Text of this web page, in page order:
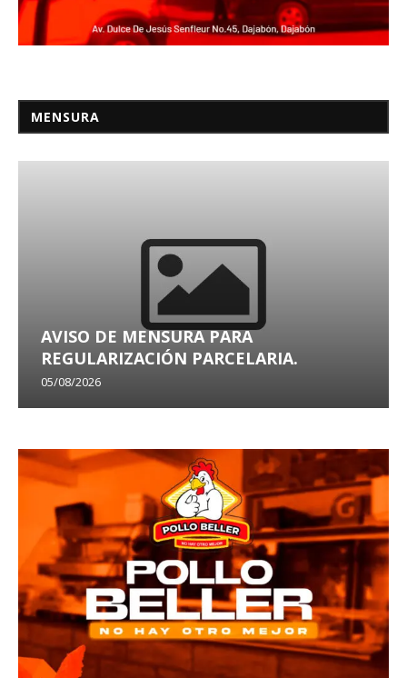
MENSURA
AVISO DE MENSURA PARA
REGULARIZACIÓN PARCELARIA.
05/08/2026